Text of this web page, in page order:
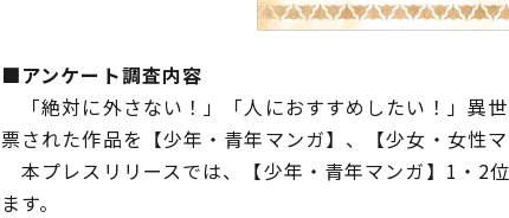
■アンケート調査内容
「絶対に外さない！」「人におすすめしたい！」異
票された作品を【少年・青年マンガ】、【少女・女性
本プレスリリースでは、【少年・青年マンガ】1・2
ます。